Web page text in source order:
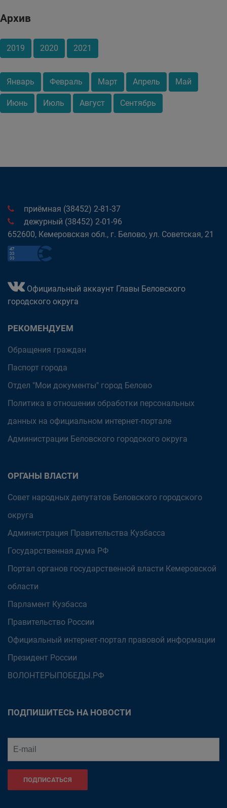
Архив
2019 2020 2021
Январь Февраль Март Апрель Май
Июнь Июль Август Сентябрь
приёмная (38452) 2-81-37
дежурный (38452) 2-01-96
652600, Кемеровская обл., г. Белово, ул. Советская, 21
Официальный аккаунт Главы Беловского
городского округа
РЕКОМЕНДУЕМ
Обращения граждан
Паспорт города
Отдел "Мои документы" город Белово
Политика в отношении обработки персональных
данных на официальном интернет-портале
Администрации Беловского городского округа
ОРГАНЫ ВЛАСТИ
Совет народных депутатов Беловского городского
округа
Администрация Правительства Кузбасса
Государственная дума РФ
Портал органов государственной власти Кемеровской
области
Парламент Кузбасса
Правительство России
Официальный интернет-портал правовой информации
Президент России
ВОЛОНТЕРЫПОБЕДЫ.РФ
ПОДПИШИТЕСЬ НА НОВОСТИ
ПОДПИСАТЬСЯ